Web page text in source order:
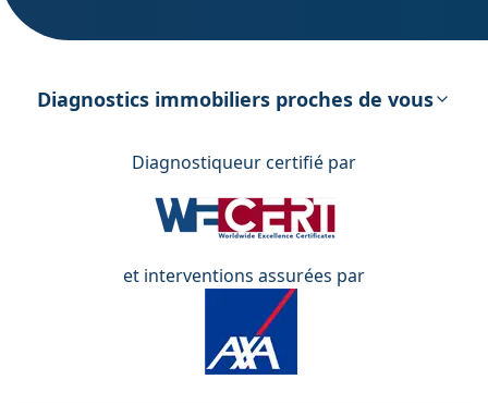
énergétique
Diagnostics immobiliers proches de vous
Diagnostiqueur certifié par
et interventions assurées par